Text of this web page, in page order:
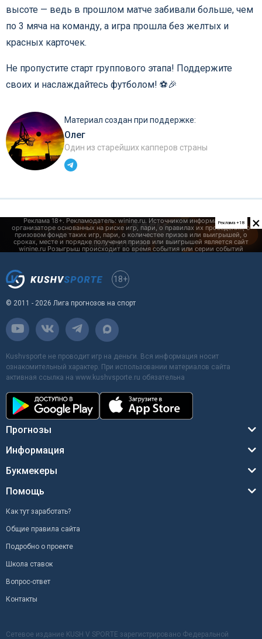
высоте — ведь в прошлом матче забивали больше, чем
по 3 мяча на команду, а игра прошла без желтых и
красных карточек.
Не пропустите старт группового этапа! Поддержите
своих и наслаждайтесь футболом! ⚽️🎉
Материал создан при поддержке:
Олег
Один из старейших капперов страны
×
Реклама +18
18+
© 2011 - 2026 Лига прогнозов на спорт
Kushvsporte не проводит игр на деньги. Вся информация носит
ознакомительный характер. При использовании материалов сайта
активная ссылка на www.kushvsporte.ru обязательна
Прогнозы
Информация
Букмекеры
Помощь
Как тут заработать?
Общие правила сайта
Подробно о проекте
Школа ставок
Вопрос-ответ
Контакты
Сетевое издание KUSH V SPORTE зарегистрировано Федеральной